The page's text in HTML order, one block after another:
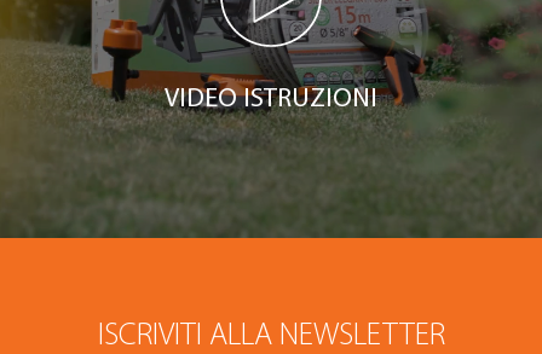
VIDEO ISTRUZIONI
ISCRIVITI ALLA NEWSLETTER